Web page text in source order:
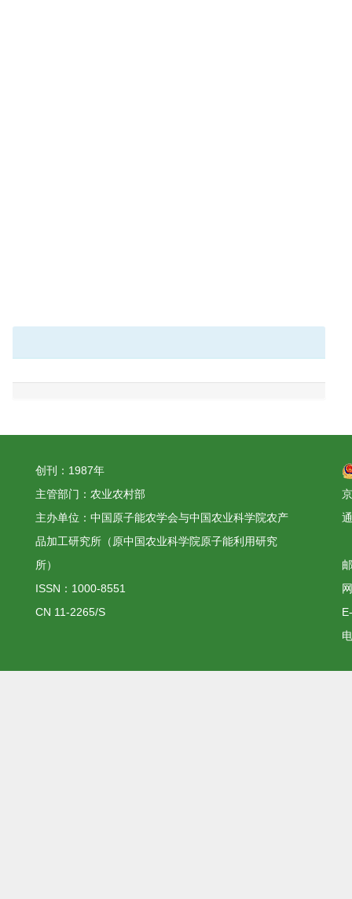
创刊：1987年
主管部门：农业农村部
主办单位：中国原子能农学会与中国农业科学院农产
品加工研究所（原中国农业科学院原子能利用研究
所）
ISSN：1000-8551
CN 11-2265/S